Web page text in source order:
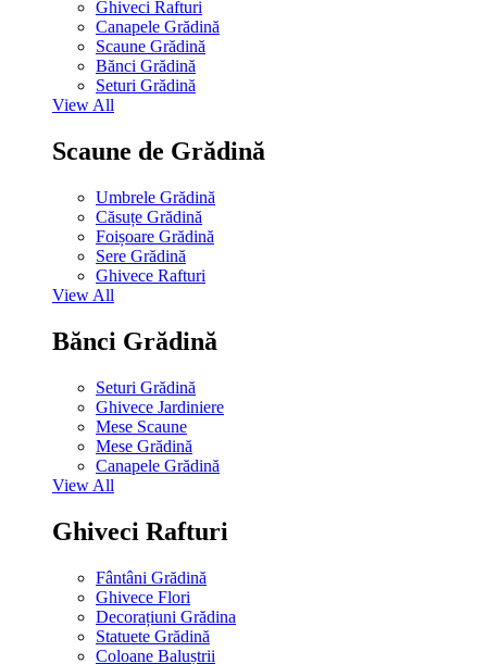
Ghiveci Rafturi
Canapele Grădină
Scaune Grădină
Bănci Grădină
Seturi Grădină
View All
Scaune de Grădină
Umbrele Grădină
Căsuțe Grădină
Foișoare Grădină
Sere Grădină
Ghivece Rafturi
View All
Bănci Grădină
Seturi Grădină
Ghivece Jardiniere
Mese Scaune
Mese Grădină
Canapele Grădină
View All
Ghiveci Rafturi
Fântâni Grădină
Ghivece Flori
Decorațiuni Grădina
Statuete Grădină
Coloane Baluștrii